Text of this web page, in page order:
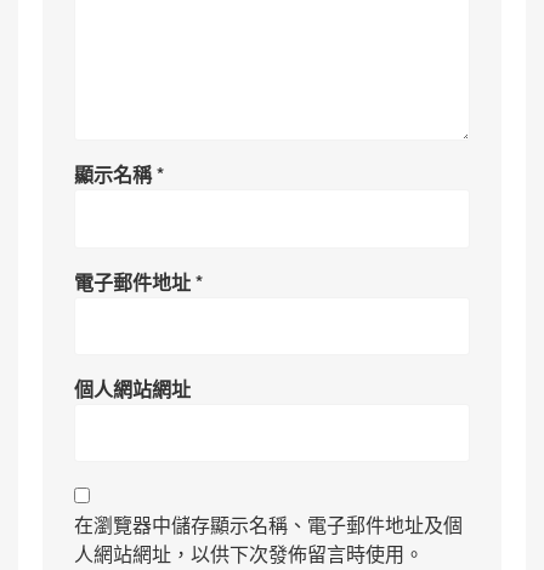
顯示名稱*
電子郵件地址*
個人網站網址
在瀏覽器中儲存顯示名稱、電子郵件地址及個
人網站網址，以供下次發佈留言時使用。